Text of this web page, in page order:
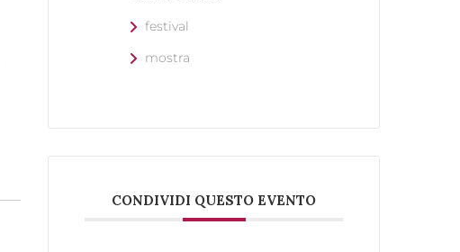
festival
mostra
CONDIVIDI QUESTO EVENTO